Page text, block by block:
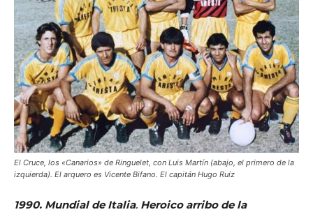
El Cruce, los «Canarios» de Ringuelet, con Luis Martín (abajo, el primero de la
izquierda). El arquero es Vicente Bifano. El capitán Hugo Ruíz
1990. Mundial de Italia. Heroico arribo de la